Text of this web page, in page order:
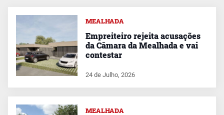
MEALHADA
Empreiteiro rejeita acusações
da Câmara da Mealhada e vai
contestar
24 de Julho, 2026
MEALHADA